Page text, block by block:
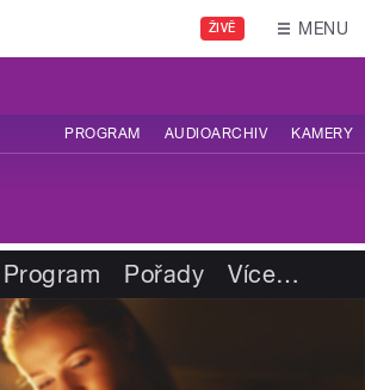
ŽIVĚ MENU
PROGRAM AUDIOARCHIV KAMERY
Program Pořady Více…